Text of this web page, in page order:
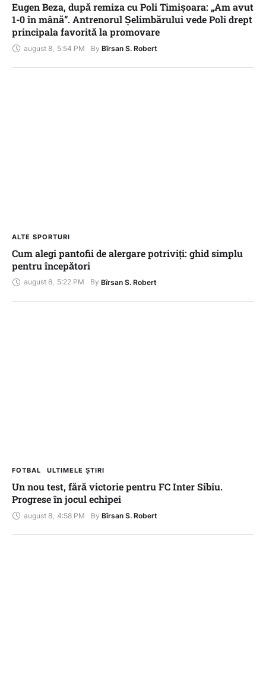
Eugen Beza, după remiza cu Poli Timișoara: „Am avut
1-0 în mână”. Antrenorul Șelimbărului vede Poli drept
principala favorită la promovare
august 8 5:54 PM By Bîrsan S. Robert
ALTE SPORTURI
Cum alegi pantofii de alergare potriviți: ghid simplu
pentru începători
august 8, 5:22 PM By Bîrsan S. Robert
FOTBAL ULTIMELE ȘTIRI
Un nou test, fără victorie pentru FC Inter Sibiu.
Progrese în jocul echipei
august 8 4:58 PM By Bîrsan S. Robert